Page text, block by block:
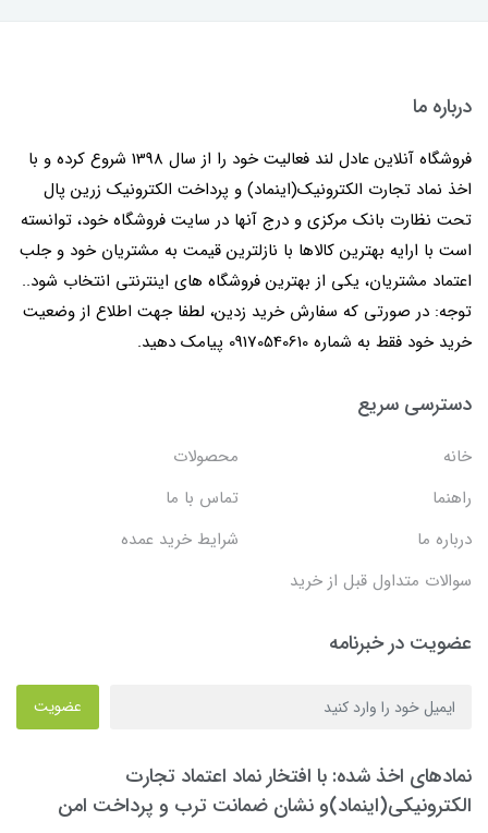
درباره ما
فروشگاه آنلاین عادل لند فعالیت خود را از سال 1398 شروع کرده و با
اخذ نماد تجارت الکترونیک(اینماد) و پرداخت الکترونیک زرین پال
تحت نظارت بانک مرکزی و درج آنها در سایت فروشگاه خود، توانسته
است با ارایه بهترین کالاها با نازلترین قیمت به مشتریان خود و جلب
اعتماد مشتریان، یکی از بهترین فروشگاه های اینترنتی انتخاب شود..
توجه: در صورتی که سفارش خرید زدین، لطفا جهت اطلاع از وضعیت
خرید خود فقط به شماره 09170540610 پیامک دهید.
دسترسی سریع
خانه
محصولات
راهنما
تماس با ما
درباره ما
شرایط خرید عمده
سوالات متداول قبل از خرید
عضویت در خبرنامه
عضویت
نمادهای اخذ شده: با افتخار نماد اعتماد تجارت
الکترونیکی(اینماد)و نشان ضمانت ترب و پرداخت امن